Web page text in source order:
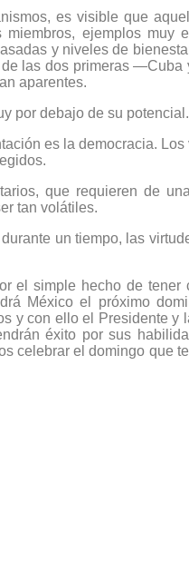
es visible que
ejemplos muy
y niveles de
las dos primeras
aparentes.
por debajo de su potencial.
es la democracia.
que requieren de
tan volátiles.
un tiempo, las
el simple hecho de
México el próximo
y con ello el Presidente
éxito por sus
celebrar el domingo que